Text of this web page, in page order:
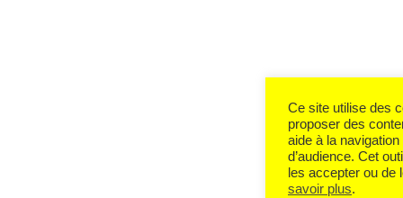
Ce site utilise des
proposer des
aide à la
d’audience. Cet
les accepter ou de
savoir plus.